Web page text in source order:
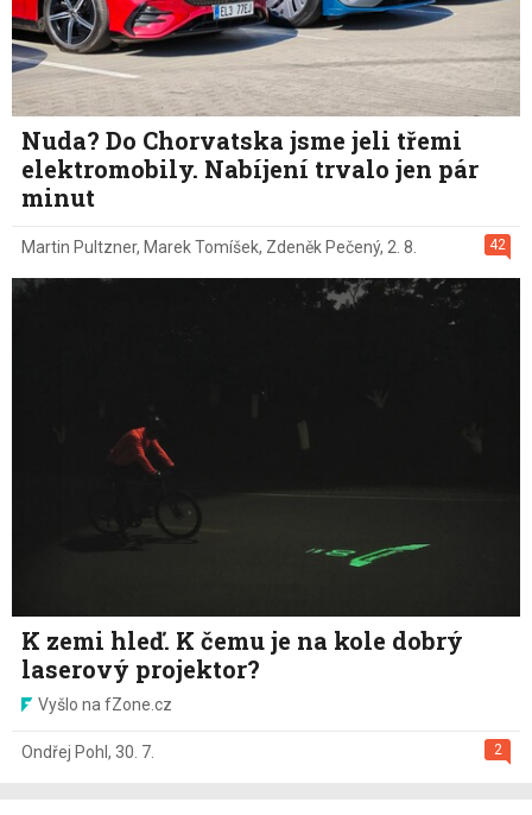
Nuda? Do Chorvatska jsme jeli třemi
elektromobily. Nabíjení trvalo jen pár
minut
42
Martin Pultzner, Marek Tomíšek, Zdeněk Pečený, 2. 8.
K zemi hleď. K čemu je na kole dobrý
laserový projektor?
Vyšlo na fZone.cz
2
Ondřej Pohl , 30. 7.